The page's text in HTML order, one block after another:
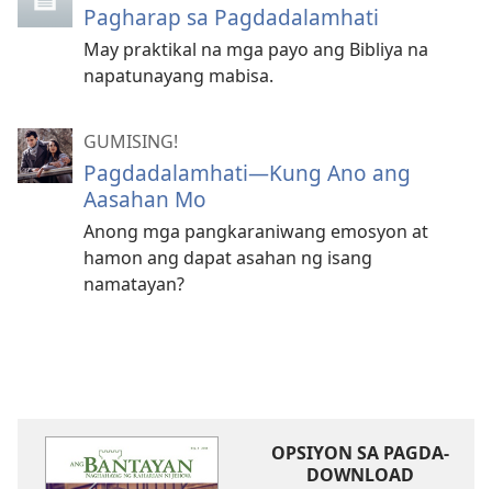
Pagharap sa Pagdadalamhati
May praktikal na mga payo ang Bibliya na
napatunayang mabisa.
GUMISING!
Pagdadalamhati—Kung Ano ang
Aasahan Mo
Anong mga pangkaraniwang emosyon at
hamon ang dapat asahan ng isang
namatayan?
OPSIYON SA PAGDA-
DOWNLOAD